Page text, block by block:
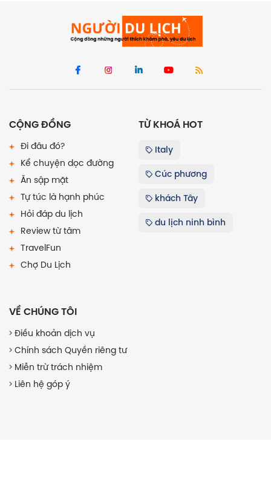
CỘNG ĐỒNG
Đi đâu đó?
Kể chuyện dọc đường
Ăn sập mặt
Tự túc là hạnh phúc
Hỏi đáp du lịch
Review từ tâm
TravelFun
Chợ Du Lịch
TỪ KHOÁ HOT
Italy
Cúc phương
khách Tây
du lịch ninh bình
VỀ CHÚNG TÔI
Điều khoản dịch vụ
Chính sách Quyền riêng tư
Miễn trừ trách nhiệm
Liên hệ góp ý